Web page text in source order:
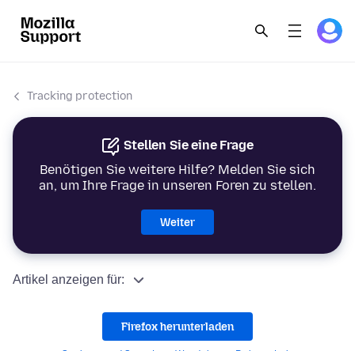
Tracking protection
Stellen Sie eine Frage
Benötigen Sie weitere Hilfe? Melden Sie sich
an, um Ihre Frage in unseren Foren zu stellen.
Weiter
Artikel anzeigen für:
Firefox herunterladen